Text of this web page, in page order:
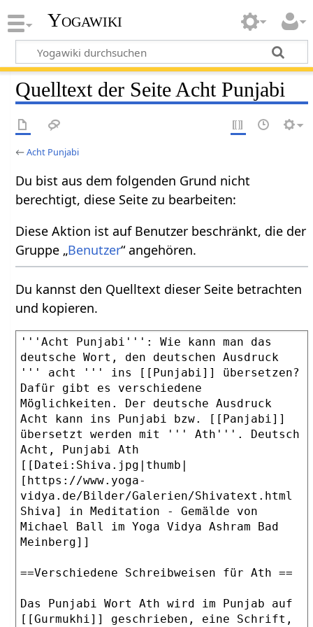
Yogawiki
Quelltext der Seite Acht Punjabi
←Acht Punjabi
Du bist aus dem folgenden Grund nicht
berechtigt, diese Seite zu bearbeiten:
Diese Aktion ist auf Benutzer beschränkt, die der
Gruppe „Benutzer“ angehören.
Du kannst den Quelltext dieser Seite betrachten
und kopieren.